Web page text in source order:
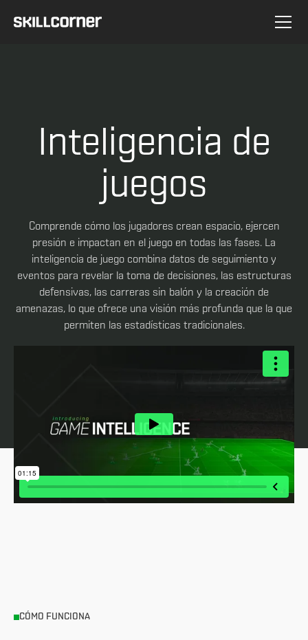
Inteligencia de
juegos
Comprende cómo los jugadores crean espacio, ejercen
presión e impactan en el juego en todas las fases. La
inteligencia de juego combina datos de seguimiento y
eventos para revelar la toma de decisiones, las estructuras
defensivas, las carreras sin balón y la creación de
amenazas, lo que ofrece una visión más profunda que la que
permiten las estadísticas tradicionales.
CÓMO FUNCIONA